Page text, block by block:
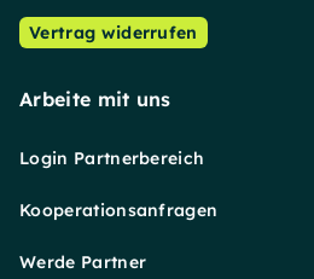
Vertrag widerrufen
Arbeite mit uns
Login Partnerbereich
Kooperationsanfragen
Werde Partner